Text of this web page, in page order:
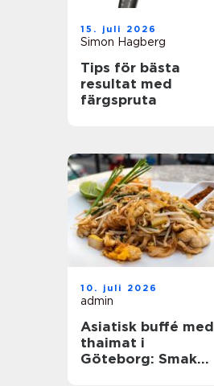
15. juli 2026
Simon Hagberg
Tips för bästa
resultat med
färgspruta
10. juli 2026
admin
Asiatisk buffé med
thaimat i
Göteborg: Smaker,